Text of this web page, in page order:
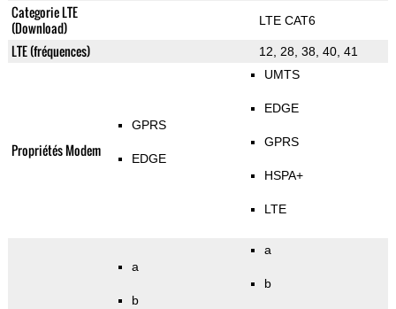
Categorie LTE
(Download)
LTE CAT6
LTE (fréquences) 12, 28, 38, 40, 41
Propriétés Modem
GPRS
EDGE
UMTS
EDGE
GPRS
HSPA+
LTE
a
b
a
b